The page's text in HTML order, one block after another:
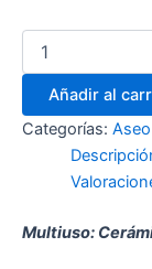
Añadir al
Categorías:
Multiuso: